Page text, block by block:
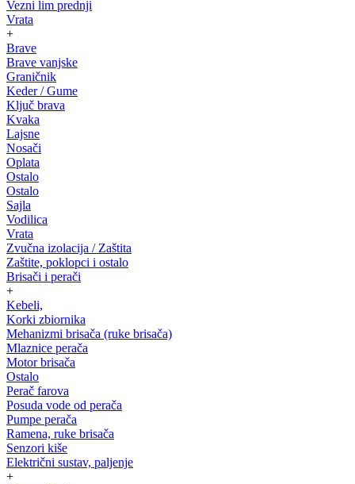
Vezni lim prednji
Vrata
+
Brave
Brave vanjske
Graničnik
Keder / Gume
Ključ brava
Kvaka
Lajsne
Nosači
Oplata
Ostalo
Ostalo
Sajla
Vodilica
Vrata
Zvučna izolacija / Zaštita
Zaštite, poklopci i ostalo
Brisači i perači
+
Kebeli,
Korki zbiornika
Mehanizmi brisača (ruke brisača)
Mlaznice perača
Motor brisača
Ostalo
Perač farova
Posuda vode od perača
Pumpe perača
Ramena, ruke brisača
Senzori kiše
Električni sustav, paljenje
+